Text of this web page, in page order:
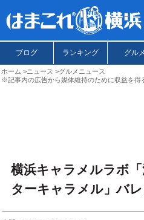
ブログ ランキング グルメ
ホーム ニュース
グルメニュース
※記事内の広告から媒体維持のために収益を得
横浜キャラメルラボ
ターキャラメル」バ